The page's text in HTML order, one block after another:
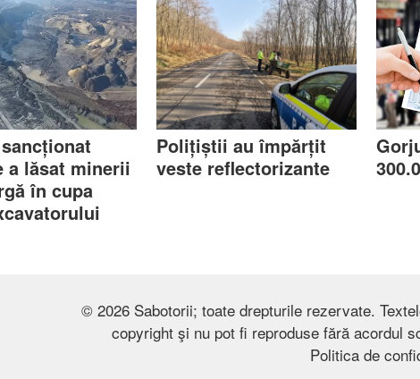
a lăsat minerii
în cupa
Polițiștii au împărțit
veste reflectorizante
© 2026 Sabotorii; toate drepturile rezervate.
copyright şi nu pot fi reproduse fără acordul
Politica de